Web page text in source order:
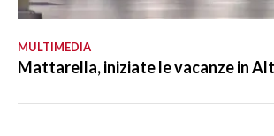
MULTIMEDIA
Mattarella, iniziate le vacanze in